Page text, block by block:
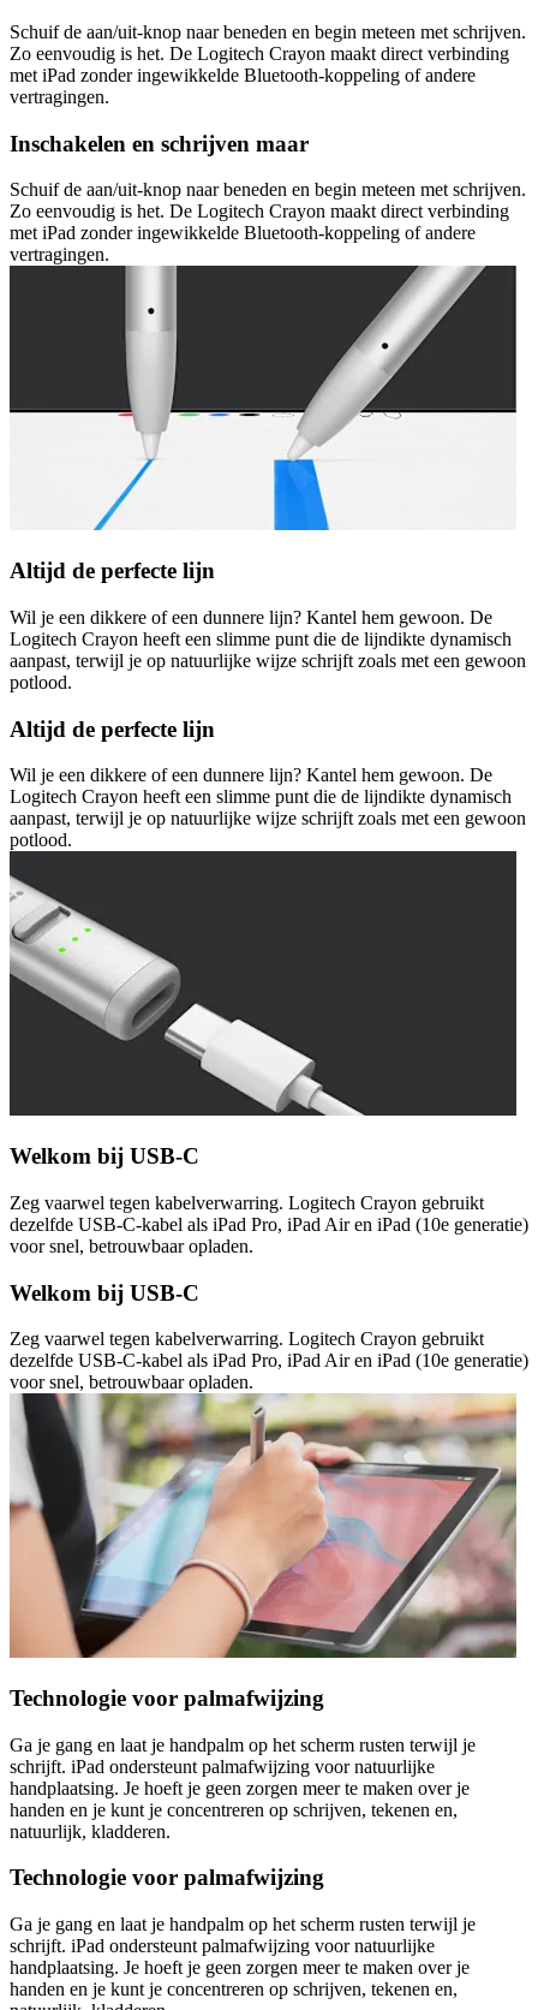
Schuif de aan/uit-knop naar beneden en begin meteen met schrijven.
Zo eenvoudig is het. De Logitech Crayon maakt direct verbinding
met iPad zonder ingewikkelde Bluetooth-koppeling of andere
vertragingen.
Inschakelen en schrijven maar
Schuif de aan/uit-knop naar beneden en begin meteen met schrijven.
Zo eenvoudig is het. De Logitech Crayon maakt direct verbinding
met iPad zonder ingewikkelde Bluetooth-koppeling of andere
vertragingen.
Altijd de perfecte lijn
Wil je een dikkere of een dunnere lijn? Kantel hem gewoon. De
Logitech Crayon heeft een slimme punt die de lijndikte dynamisch
aanpast, terwijl je op natuurlijke wijze schrijft zoals met een gewoon
potlood.
Altijd de perfecte lijn
Wil je een dikkere of een dunnere lijn? Kantel hem gewoon. De
Logitech Crayon heeft een slimme punt die de lijndikte dynamisch
aanpast, terwijl je op natuurlijke wijze schrijft zoals met een gewoon
potlood.
Welkom bij USB-C
Zeg vaarwel tegen kabelverwarring. Logitech Crayon gebruikt
dezelfde USB-C-kabel als iPad Pro, iPad Air en iPad (10e generatie)
voor snel, betrouwbaar opladen.
Welkom bij USB-C
Zeg vaarwel tegen kabelverwarring. Logitech Crayon gebruikt
dezelfde USB-C-kabel als iPad Pro, iPad Air en iPad (10e generatie)
voor snel, betrouwbaar opladen.
Technologie voor palmafwijzing
Ga je gang en laat je handpalm op het scherm rusten terwijl je
schrijft. iPad ondersteunt palmafwijzing voor natuurlijke
handplaatsing. Je hoeft je geen zorgen meer te maken over je
handen en je kunt je concentreren op schrijven, tekenen en,
natuurlijk, kladderen.
Technologie voor palmafwijzing
Ga je gang en laat je handpalm op het scherm rusten terwijl je
schrijft. iPad ondersteunt palmafwijzing voor natuurlijke
handplaatsing. Je hoeft je geen zorgen meer te maken over je
handen en je kunt je concentreren op schrijven, tekenen en,